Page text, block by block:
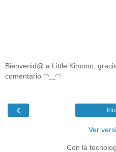
Bienvenid@ a Little Kimono,
comentario ◠‿◠
‹
Ver
Con la